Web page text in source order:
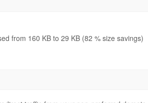
from 160 KB to 29 KB (82 % size savings)